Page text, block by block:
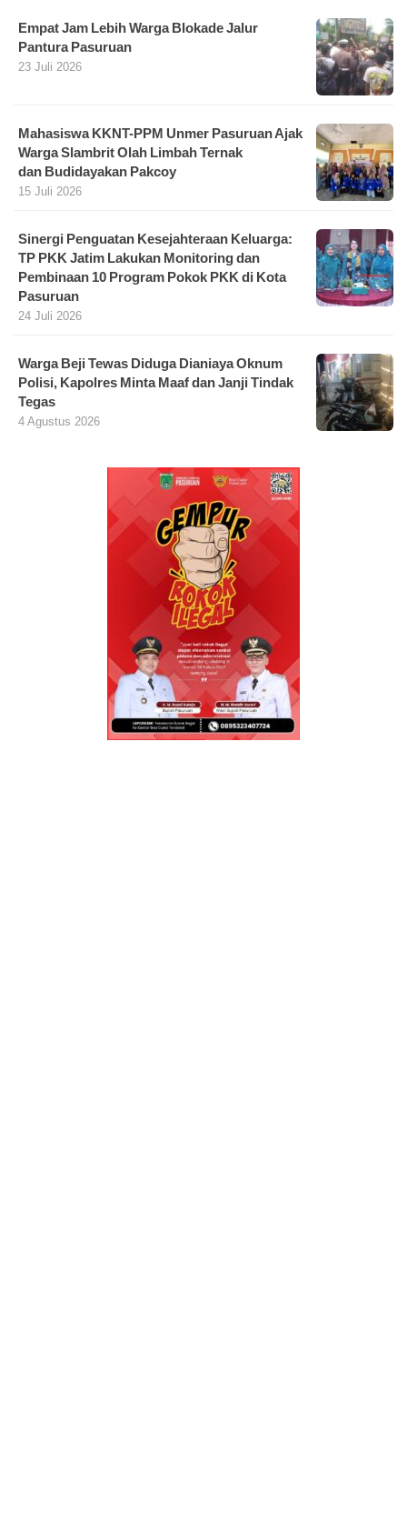
Empat Jam Lebih Warga Blokade Jalur
Pantura Pasuruan
23 Juli 2026
Mahasiswa KKNT-PPM Unmer Pasuruan Ajak
Warga Slambrit Olah Limbah Ternak
dan Budidayakan Pakcoy
15 Juli 2026
Sinergi Penguatan Kesejahteraan Keluarga:
TP PKK Jatim Lakukan Monitoring dan
Pembinaan 10 Program Pokok PKK di Kota
Pasuruan
24 Juli 2026
Warga Beji Tewas Diduga Dianiaya Oknum
Polisi, Kapolres Minta Maaf dan Janji Tindak
Tegas
4 Agustus 2026